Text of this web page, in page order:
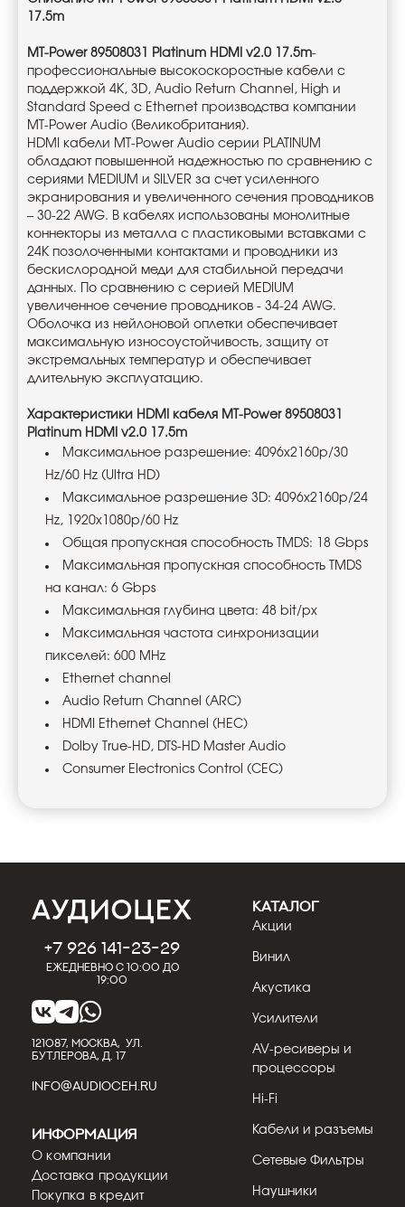
17.5m
MT-Power 89508031 Platinum HDMI v2.0 17.5m-
профессиональные высокоскоростные кабели с
поддержкой 4К, 3D, Audio Return Channel, High и
Standard Speed с Ethernet производства компании
MT-Power Audio (Великобритания).
HDMI кабели MT-Power Audio серии PLATINUM
обладают повышенной надежностью по сравнению с
сериями MEDIUM и SILVER за счет усиленного
экранирования и увеличенного сечения проводников
– 30-22 AWG. В кабелях использованы монолитные
коннекторы из металла с пластиковыми вставками с
24К позолоченными контактами и проводники из
бескислородной меди для стабильной передачи
данных. По сравнению с серией MEDIUM
увеличенное сечение проводников - 34-24 AWG.
Оболочка из нейлоновой оплетки обеспечивает
максимальную износоустойчивость, защиту от
экстремальных температур и обеспечивает
длительную эксплуатацию.
Характеристики HDMI кабеля MT-Power 89508031
Platinum HDMI v2.0 17.5m
Максимальное разрешение: 4096x2160p/30
Hz/60 Hz (Ultra HD)
Максимальное разрешение 3D: 4096x2160p/24
Hz, 1920x1080p/60 Hz
Общая пропускная способность TMDS: 18 Gbps
Максимальная пропускная способность TMDS
на канал: 6 Gbps
Максимальная глубина цвета: 48 bit/px
Максимальная частота синхронизации
пикселей: 600 MHz
Ethernet channel
Audio Return Channel (ARC)
HDMI Ethernet Channel (HEC)
Dolby True-HD, DTS-HD Master Audio
Consumer Electronics Control (CEC)
+7 926 141-23-29
Ежедневно с 10:00 до
19:00
121087, МОСКВА, УЛ.
БУТЛЕРОВА, Д. 17
INFO@AUDIOCEH.RU
КАТАЛОГ
Акции
Винил
Акустика
Усилители
AV-ресиверы и
процессоры
Hi-Fi
Кабели и разъемы
Сетевые Фильтры
Наушники
Информация
О компании
Доставка продукции
Покупка в кредит